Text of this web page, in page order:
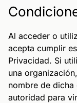
Al acceder o
acepta cumplir
Privacidad. Si
una
nombre de
autoridad para